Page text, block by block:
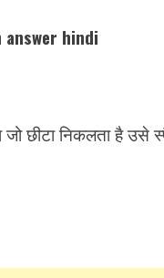
hindi
छीटा निकलता है उसे